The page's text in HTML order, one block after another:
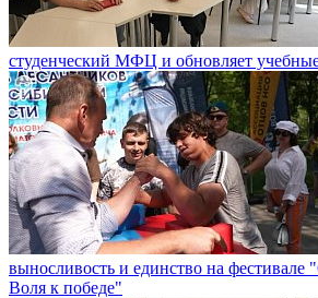
студенческий МФЦ и обновляет учебные
выносливость и единство на фестивале
Воля к победе"